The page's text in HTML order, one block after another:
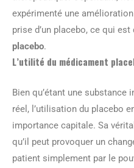
expérimenté une
prise d’un placebo, ce qui
placebo.
L’utilité du médicament
Bien qu’étant une substance
réel, l’utilisation du placebo
importance capitale. Sa
qu’il peut provoquer un
patient simplement par le